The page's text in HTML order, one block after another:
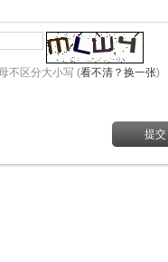
不区分大小写 (看不清？换一张)